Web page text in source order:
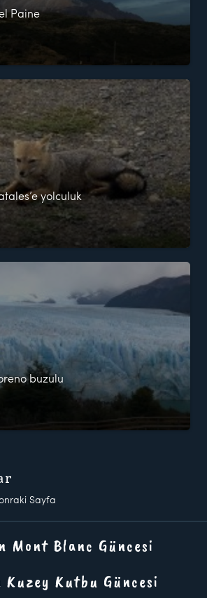
Paine
yolculuk
buzulu
Sayfa
Mont Blanc Güncesi
Kuzey Kutbu Güncesi